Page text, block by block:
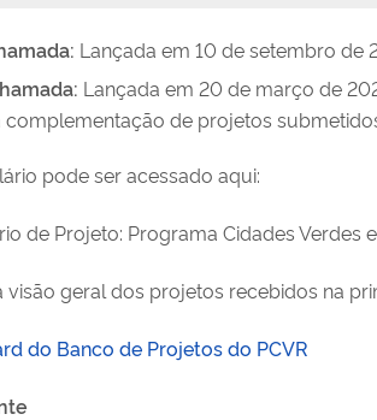
Lançada em 10 de setembro de
Lançada em 20 de março de
complementação de projetos
pode ser acessado aqui:
de Projeto: Programa Cidades Verdes
visão geral dos projetos recebidos na
do Banco de Projetos do PCVR